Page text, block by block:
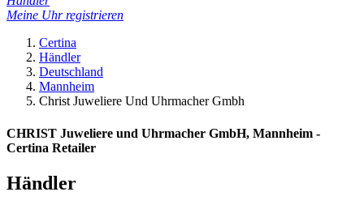
Meine Uhr registrieren
Certina
Händler
Deutschland
Mannheim
Christ Juweliere Und Uhrmacher Gmbh
CHRIST Juweliere und Uhrmacher GmbH, Mannheim -
Certina Retailer
Händler